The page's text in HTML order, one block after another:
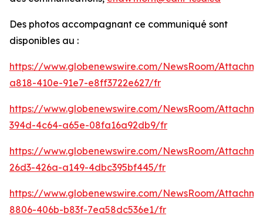
Des photos accompagnant ce communiqué sont
disponibles au :
https://www.globenewswire.com/NewsRoom/
a818-410e-91e7-e8ff3722e627/fr
https://www.globenewswire.com/NewsRoom/
394d-4c64-a65e-08fa16a92db9/fr
https://www.globenewswire.com/NewsRoom/
26d3-426a-a149-4dbc395bf445/fr
https://www.globenewswire.com/NewsRoom/
8806-406b-b83f-7ea58dc536e1/fr